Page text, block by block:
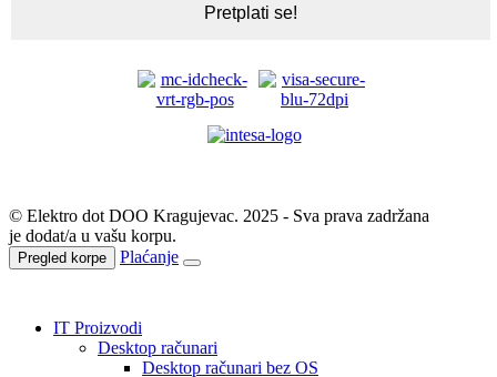
© Elektro dot DOO Kragujevac. 2025 - Sva prava zadržana
je dodat/a u vašu korpu.
Pregled korpe Plaćanje
IT Proizvodi
Desktop računari
Desktop računari bez OS